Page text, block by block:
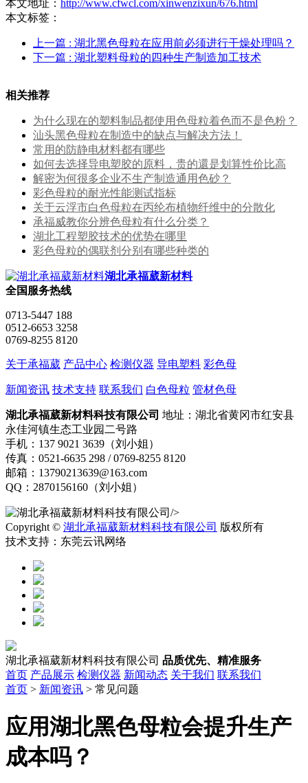
本文地址： http://www.cfwcl.com/xinwenzixun/676.html
本文标签：
上一篇 : 湖北黑色母粒在应用前必须进行干燥处理吗？
下一篇 : 湖北塑料母粒的四种生产制造加工技术
相关推荐
为什么现在的塑料制品都使用色母粒着色而不是色粉？
汕头黑色母粒在制造中的缺点与解决方法！
常用的防静电材料都有哪些
如何去选择导电塑胶的原料，贵的還是划算性价比高
解密为何很多企业不生产制造通用色砂？
彩色母粒的耐光性能测试指标
关于云浮市白色母粒​在丙纶布植物纤维中的分散化
承福威教你分辨色母粒有什么分类？
湖北工程塑胶技术的优势在哪里
彩色母粒的偶联剂分别有哪些种类的
湖北承福葳新材料
全国服务热线
0713-5447 188
0512-6653 3258
0769-8255 8120
关于承福葳 产品中心 检测仪器 导电塑料 彩色母
新闻资讯 技术支持 联系我们 白色母粒 管材色母
湖北承福葳新材料科技有限公司 地址：湖北省黄冈市红安县
永佳河镇生态工业园二号路
手机：137 9021 3639（刘小姐）
传真：0521-6635 298 / 0769-8255 8120
邮箱：13790213639@163.com
QQ：2870156160（刘小姐）
/>
Copyright © 湖北承福葳新材料科技有限公司 版权所有
技术支持：东莞云讯网络
湖北承福葳新材料科技有限公司 品质优先、精准服务
首页 产品展示 检测仪器 新闻动态 关于我们 联系我们
首页 > 新闻资讯 > 常见问题
应用湖北黑色母粒会提升生产
成本吗？